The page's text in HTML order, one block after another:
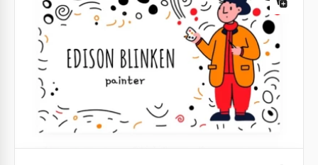
Cartão de visita engraçado de
Babysitting
És babysitter e gostarias de deixar detalhes de
contato para potenciais clientes? Não queres
escrever o teu número num pedaço de papel?
Google Docs